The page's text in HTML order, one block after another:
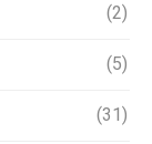
(2)
(5)
(31)